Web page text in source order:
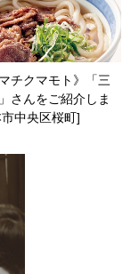
チクマモト》「三
さんをご紹介しま
中央区桜町]